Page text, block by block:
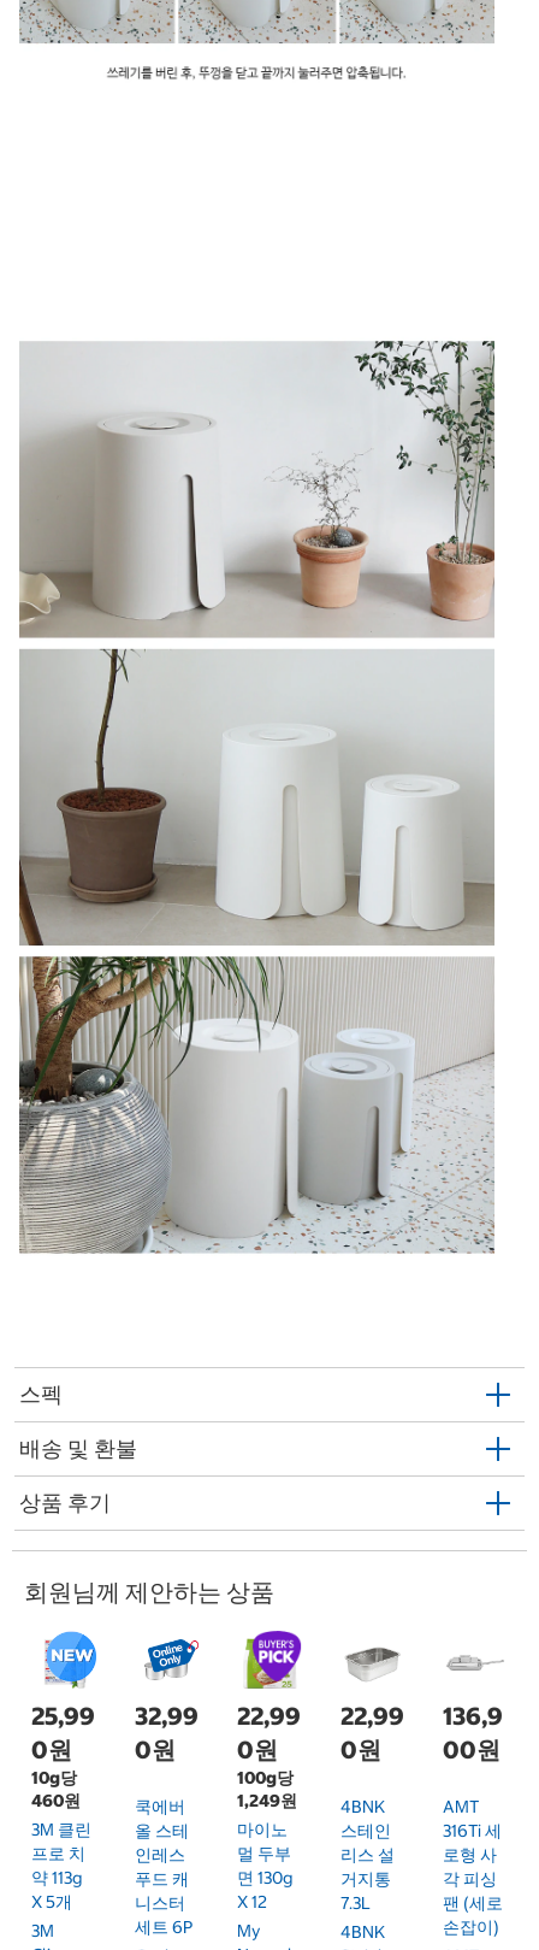
스펙
배송 및 환불
상품 후기
회원님께 제안하는 상품
25,99
0원
10g당
460원
3M 클린
프로 치
약 113g
X 5개
3M
32,99
0원
쿡에버
올 스테
인레스
푸드 캐
니스터
세트 6P
22,99
0원
100g당
1,249원
마이노
멀 두부
면 130g
X 12
My
22,99
0원
4BNK
스테인
리스 설
거지통
7.3L
4BNK
136,9
00원
AMT
316Ti 세
로형 사
각 피싱
팬 (세로
손잡이)